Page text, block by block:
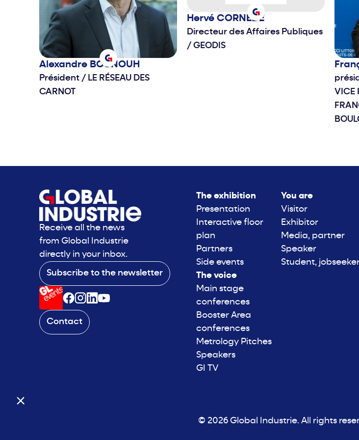
Alexandre BOUNOUH
Président / LE RÉSEAU DES
CARNOT
Hervé CORNÈDE
Directeur des Affaires Publiques
/ GEODIS
VICE
Receive all the news
from Global Industrie
directly in your inbox.
Subscribe to the newsletter
Contact
The exhibition
Presentation
Interactive floor
plan
Partners
Side events
The voice
Main stage
conferences
Booster Area
conferences
Metrology Pitches
Speakers
GI TV
You are
Visitor
Exhibitor
Media, partner
Speaker
Student,
© 2026 Global Industrie. All rights